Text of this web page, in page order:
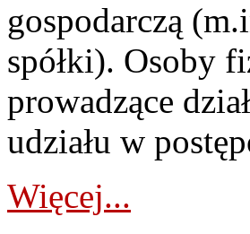
gospodarczą
spółki). Osoby
prowadzące
udziału w
Więcej...